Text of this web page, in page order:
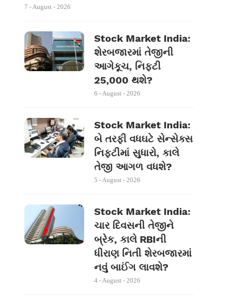
7 - August - 2026
Stock Market India:
શેરબજારમાં તેજીની
આગેકૂચ, નિફ્ટી
25,000 થશે?
6 - August - 2026
Stock Market India:
બે તરફી વધઘટે સેન્સેક્સ
નિફ્ટીમાં સુધારો, કાલે
તેજી આગળ વધશે?
5 - August - 2026
Stock Market India:
ચાર દિવસની તેજીને
બ્રેક, કાલે RBIની
ધીરાણ નિતી શેરબજારમાં
નવું બાઈંગ લાવશે?
4 - August - 2026